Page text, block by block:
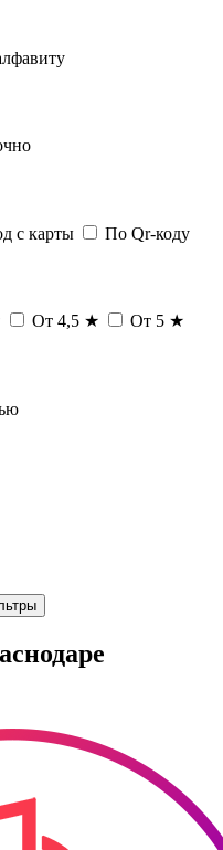
с карты По Qr-коду
От 4,5 ★ От 5 ★